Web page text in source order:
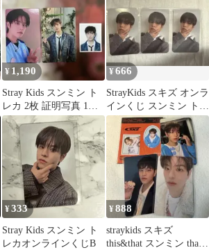
¥ 1,190
Stray Kids スンミン ト
レカ 2枚 証明写真 1枚
セット
¥666
StrayKids スキズ オンラ
インくじ スンミン トレ
カ 3枚セット
¥333
Stray Kids スンミン ト
レカオンラインくじB
¥888
straykids スキズ
this&that スンミン that